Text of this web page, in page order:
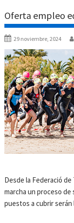
Oferta empleo
29 noviembre, 2024
Desde la Federació
marcha un proceso
puestos a cubrir